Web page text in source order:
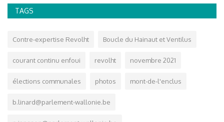
TAGS
Contre-expertise Revolht Boucle du Hainaut et Ventilus
courant continu enfoui revolht novembre 2021
élections communales photos mont-de-l'enclus
b.linard@parlement-wallonie.be